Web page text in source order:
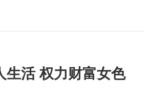
生活 权力财富女色